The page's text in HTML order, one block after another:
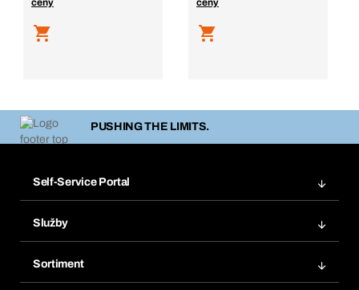
ceny
ceny
PUSHING THE LIMITS.
Self-Service Portal
Obľúbené
Opakované objednávky
Služby
Sortiment